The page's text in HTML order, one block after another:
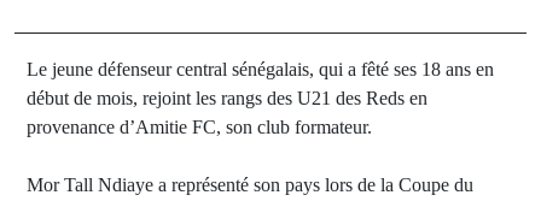
Le jeune défenseur central sénégalais, qui a fêté ses 18 ans en
début de mois, rejoint les rangs des U21 des Reds en
provenance d’Amitie FC, son club formateur.
Mor Tall Ndiaye a représenté son pays lors de la Coupe du